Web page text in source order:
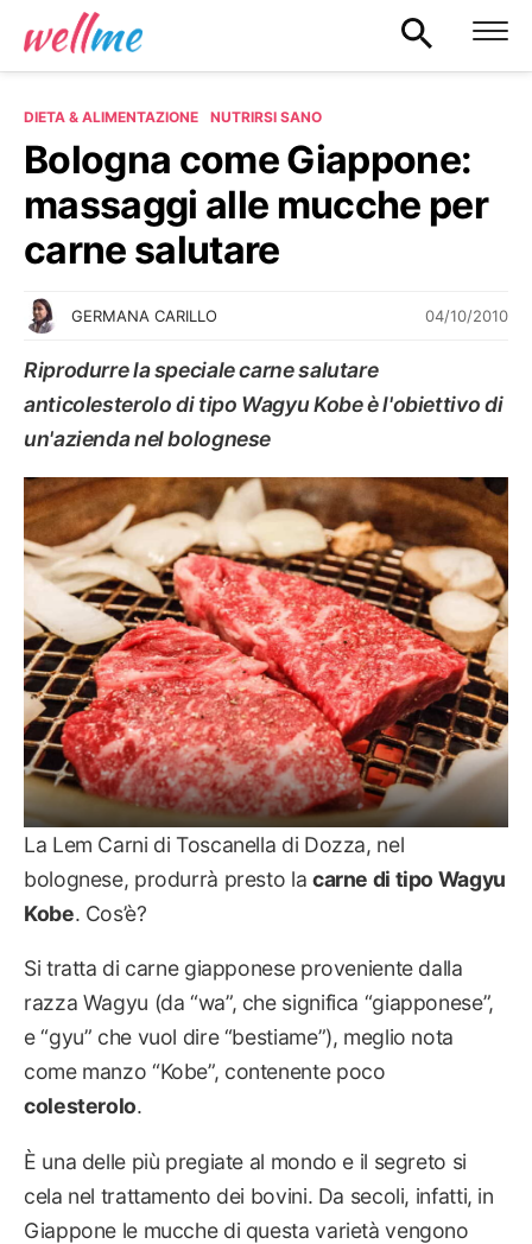
DIETA & ALIMENTAZIONE NUTRIRSI SANO
Bologna come Giappone:
massaggi alle mucche per
carne salutare
GERMANA CARILLO 04/10/2010
Riprodurre la speciale carne salutare
anticolesterolo di tipo Wagyu Kobe è l'obiettivo di
un'azienda nel bolognese
NUTRIRSI SANO
La Lem Carni di Toscanella di Dozza, nel
bolognese, produrrà presto la carne di tipo Wagyu
Kobe. Cos’è?
Si tratta di carne giapponese proveniente dalla
razza Wagyu (da “wa”, che significa “giapponese”,
e “gyu” che vuol dire “bestiame”), meglio nota
come manzo “Kobe”, contenente poco
colesterolo.
È una delle più pregiate al mondo e il segreto si
cela nel trattamento dei bovini. Da secoli, infatti, in
Giappone le mucche di questa varietà vengono